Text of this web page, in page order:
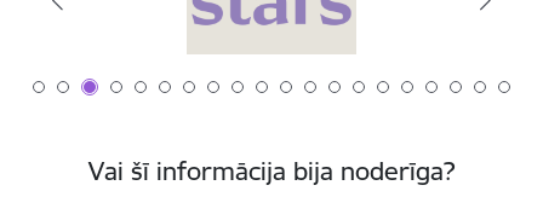
Vai šī informācija bija noderīga?